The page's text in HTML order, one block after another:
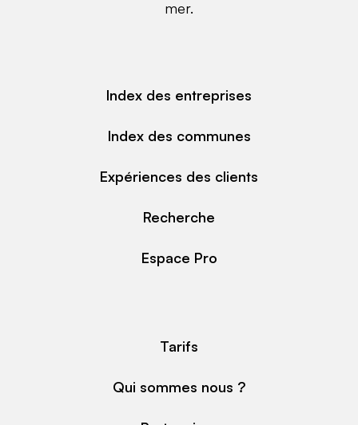
mer.
Index des entreprises
Index des communes
Expériences des clients
Recherche
Espace Pro
Tarifs
Qui sommes nous ?